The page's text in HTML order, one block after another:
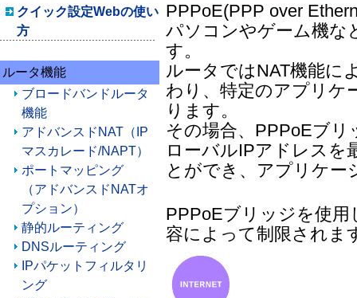
クイック設定Webの使い
方
ルータ機能
ブロードバンドルータ
機能
アドバンスドNAT（IP
マスカレード/NAPT）
ポートマッピング
（アドバンスドNATオ
プション）
静的ルーティング
DNSルーティング
IPパケットフィルタリ
ング
PPPoE(PPP over
パソコンやゲーム機な
す。
ルータではNAT機能に
わり、特定のアプリケ
ります。
その場合、PPPoEブ
ローバルIPアドレスを
とができ、アプリケー
PPPoEブリッジを使
容によって制限されま